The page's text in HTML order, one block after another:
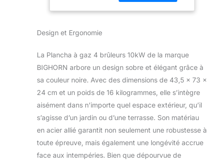
de cuisson noir, elle
permet de préparer
de grandes
d'aliments en une
seule fois. Contrôle
Précis : Chaque
brûleur est équipé
d'un bouton de
individuel pour un
Design et Ergonomie
La Plancha à gaz 4 brûleurs 10kW de la marque
BIGHORN arbore un design sobre et élégant grâce à
sa couleur noire. Avec des dimensions de 43,5 x 73 x
24 cm et un poids de 16 kilogrammes, elle s’intègre
aisément dans n’importe quel espace extérieur, qu’il
s’agisse d’un jardin ou d’une terrasse. Son matériau
en acier allié garantit non seulement une robustesse à
toute épreuve, mais également une longévité accrue
face aux intempéries. Bien que dépourvue de